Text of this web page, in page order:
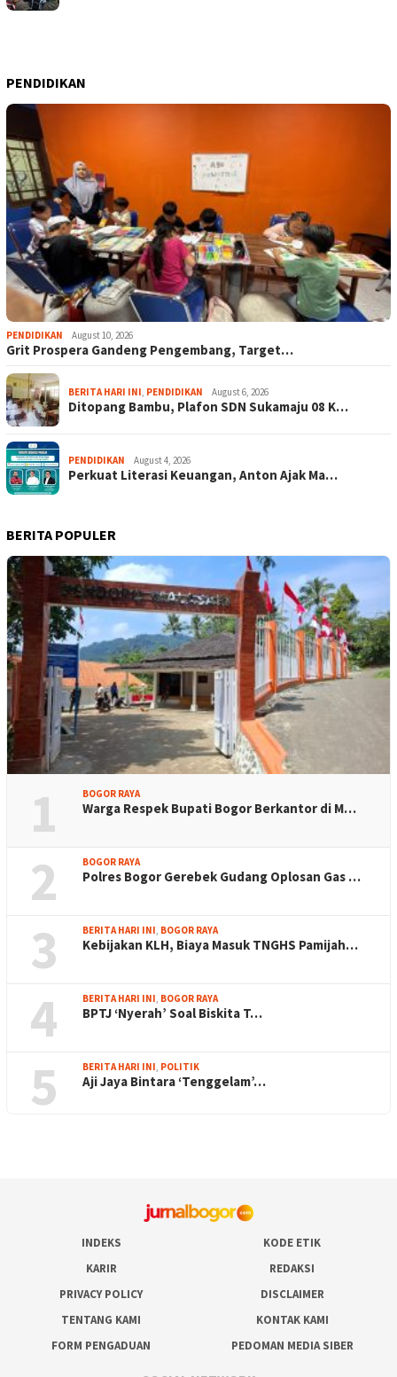
PENDIDIKAN
PENDIDIKAN August 10, 2026
Grit Prospera Gandeng Pengembang, Target…
BERITA HARI INI, PENDIDIKAN August 6, 2026
Ditopang Bambu, Plafon SDN Sukamaju 08 K…
PENDIDIKAN August 4, 2026
Perkuat Literasi Keuangan, Anton Ajak Ma…
BERITA POPULER
1 BOGOR RAYA
Warga Respek Bupati Bogor Berkantor di M…
2 BOGOR RAYA
Polres Bogor Gerebek Gudang Oplosan Gas …
3 BERITA HARI INI, BOGOR RAYA
Kebijakan KLH, Biaya Masuk TNGHS Pamijah…
4 BERITA HARI INI, BOGOR RAYA
BPTJ ‘Nyerah’ Soal Biskita T…
5 BERITA HARI INI, POLITIK
Aji Jaya Bintara ‘Tenggelam’…
INDEKS
KODE ETIK
KARIR
REDAKSI
PRIVACY POLICY
DISCLAIMER
TENTANG KAMI
KONTAK KAMI
FORM PENGADUAN
PEDOMAN MEDIA SIBER